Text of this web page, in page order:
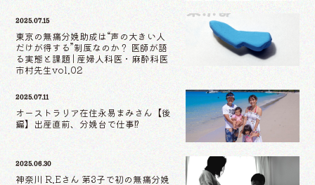
2025.07.15
東京の無痛分娩助成は“声の大きい人
だけが得する”制度なのか？ 医師が語
る実態と課題 | 産婦人科医・麻酔科医
市村先生vol.02
2025.07.11
オーストラリア在住永易まみさん【後
編】出産直前、分娩台で仕事⁉
2025.06.30
神奈川 R.Eさん 第3子で初の無痛分娩